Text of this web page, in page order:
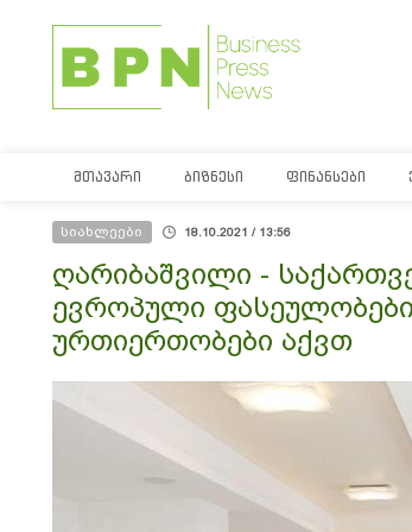
ᲛᲗᲐᲕᲐᲠᲘ ᲑᲘᲖᲜᲔᲡᲘ ᲤᲘᲜᲐᲜᲡᲔᲑᲘ
სიახლეები 18.10.2021 / 13:56
ღარიბაშვილი -
ევროპული
ურთიერთობები აქვთ